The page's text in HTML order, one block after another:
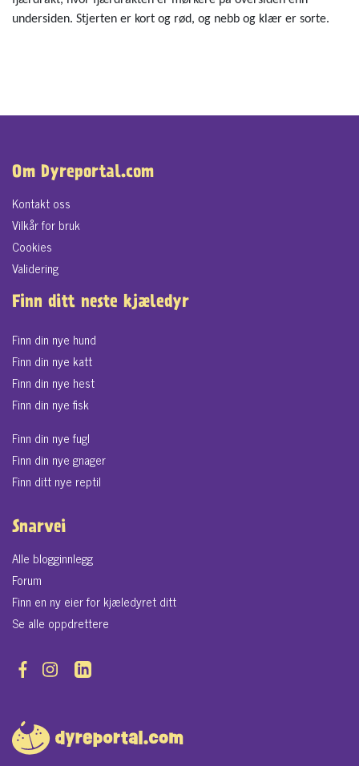
undersiden. Stjerten er kort og rød, og nebb og klær er sorte.
Om Dyreportal.com
Kontakt oss
Vilkår for bruk
Cookies
Validering
Finn ditt neste kjæledyr
Finn din nye hund
Finn din nye katt
Finn din nye hest
Finn din nye fisk
Finn din nye fugl
Finn din nye gnager
Finn ditt nye reptil
Snarvei
Alle blogginnlegg
Forum
Finn en ny eier for kjæledyret ditt
Se alle oppdrettere